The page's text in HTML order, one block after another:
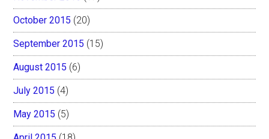
October 2015 (20)
September 2015 (15)
August 2015 (6)
July 2015 (4)
May 2015 (5)